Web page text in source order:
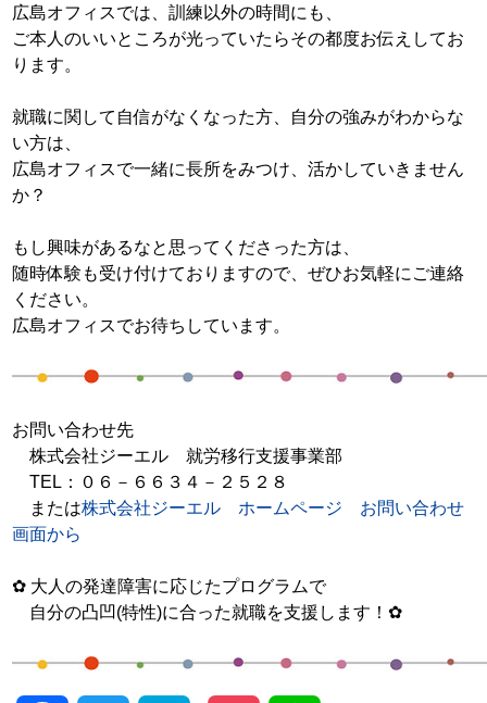
広島オフィスでは、訓練以外の時間にも、
ご本人のいいところが光っていたらその都度お伝えしてお
ります。
就職に関して自信がなくなった方、自分の強みがわからな
い方は、
広島オフィスで一緒に長所をみつけ、活かしていきません
か？
もし興味があるなと思ってくださった方は、
随時体験も受け付けておりますので、ぜひお気軽にご連絡
ください。
広島オフィスでお待ちしています。
お問い合わせ先
株式会社ジーエル 就労移行支援事業部
TEL ：０６－６６３４－２５２８
または株式会社ジーエル ホームページ お問い合わせ
画面から
✿ 大人の発達障害に応じたプログラムで
自分の凸凹 (特性)に合った就職を支援します！✿